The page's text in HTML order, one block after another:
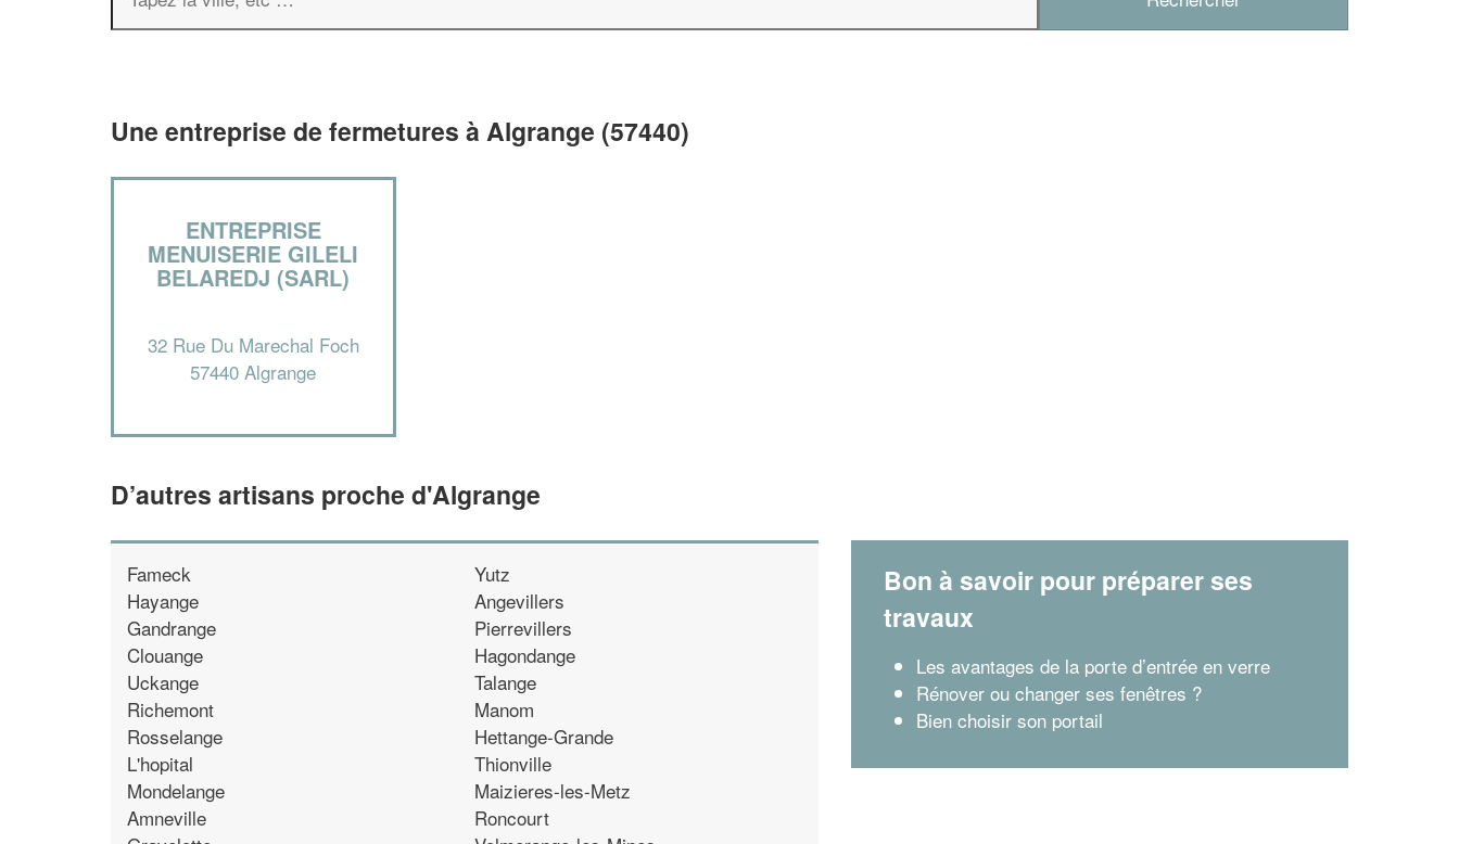
Une entreprise de fermetures à Algrange (57440)
ENTREPRISE
MENUISERIE GILELI
BELAREDJ (SARL)
32 Rue Du Marechal Foch
57440 Algrange
D’autres artisans proche d'Algrange
Fameck
Hayange
Gandrange
Clouange
Uckange
Richemont
Rosselange
L'hopital
Mondelange
Amneville
Yutz
Angevillers
Pierrevillers
Hagondange
Talange
Manom
Hettange-Grande
Thionville
Maizieres-les-Metz
Roncourt
Bon à savoir pour préparer ses
travaux
Les avantages de la porte d’entrée en verre
Rénover ou changer ses fenêtres ?
Bien choisir son portail
professionnel ?